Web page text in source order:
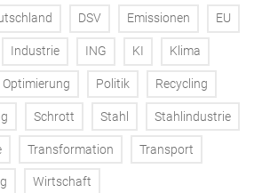
DSV Emissionen EU
Industrie ING KI Klima
Optimierung Politik Recycling
Schrott Stahl Stahlindustrie
Transformation Transport
Wirtschaft